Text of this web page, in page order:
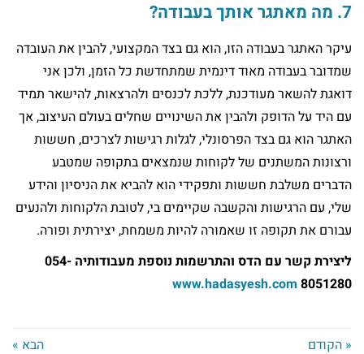
7. מה מאתגר אותך בעבודה?
עיקר האתגר בעבודה הזו, הוא גם בצד המקצועי, להבין את העובדה
שמדובר בעבודה מאוד דינמית שמתחדשת כל הזמן, ולכן אני
דואגת להשאר מעודכנת, ללכת לכנסים ולהרצאות, להישאר תמיד
עם היד על הדופק ולהבין את השינויים שחלים בעולם העיצוב, אך
האתגר הוא גם בצד הפרסונלי, לגלות רגישות לצרכים, חששות
ורצונות המשתנים של לקוחות שנמצאים בתקופה שמטבע
הדברים משלבת חששות ותפקידי הוא להביא את הניסיון והידע
שלי, עם הרגישות והקשבה שקיימים בי, לטובת הלקוחות ולהנעים
עבורם את תקופה זו שאמורה להיות משמחת, יצירתית ופורה.
ליצירת קשר עם הדס והתרשמות נוספת מעבודותיה 054-
8051280
www.hadasyesh.com
« הקודם הבא »